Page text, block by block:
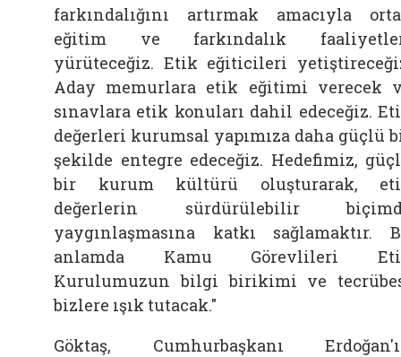
farkındalığını artırmak amacıyla
eğitim ve farkındalık
yürüteceğiz. Etik eğiticileri
Aday memurlara etik eğitimi verecek
sınavlara etik konuları dahil edeceğiz.
değerleri kurumsal yapımıza daha güçlü
şekilde entegre edeceğiz. Hedefimiz,
bir kurum kültürü oluşturarak,
değerlerin sürdürülebilir
yaygınlaşmasına katkı sağlamaktır.
anlamda Kamu Görevlileri
Kurulumuzun bilgi birikimi ve
bizlere ışık tutacak."
Göktaş, Cumhurbaşkanı